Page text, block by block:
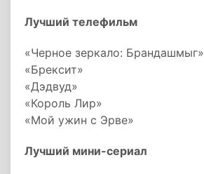
Лучший телефильм
«Черное зеркало: Брандашмыг»
«Брексит»
«Дэдвуд»
«Король Лир»
«Мой ужин с Эрве»
Лучший мини-сериал